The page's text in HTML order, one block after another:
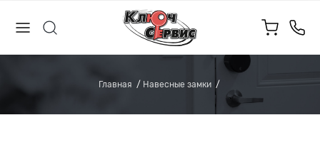
Главная Навесные замки